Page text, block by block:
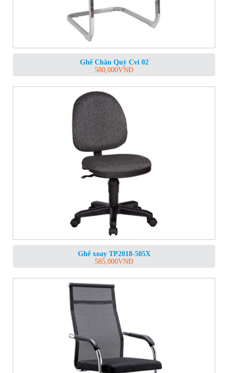
Ghế Chân Quỳ Cvi 02
580,000VNĐ
Ghế xoay TP2018-505X
585,000VNĐ